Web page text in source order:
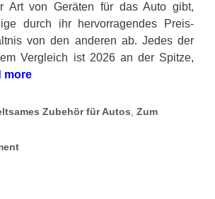
Art von Geräten für das Auto gibt,
durch ihr hervorragendes Preis-
von den anderen ab. Jedes der
Vergleich ist 2026 an der Spitze,
more
Zubehör für Autos,Zum